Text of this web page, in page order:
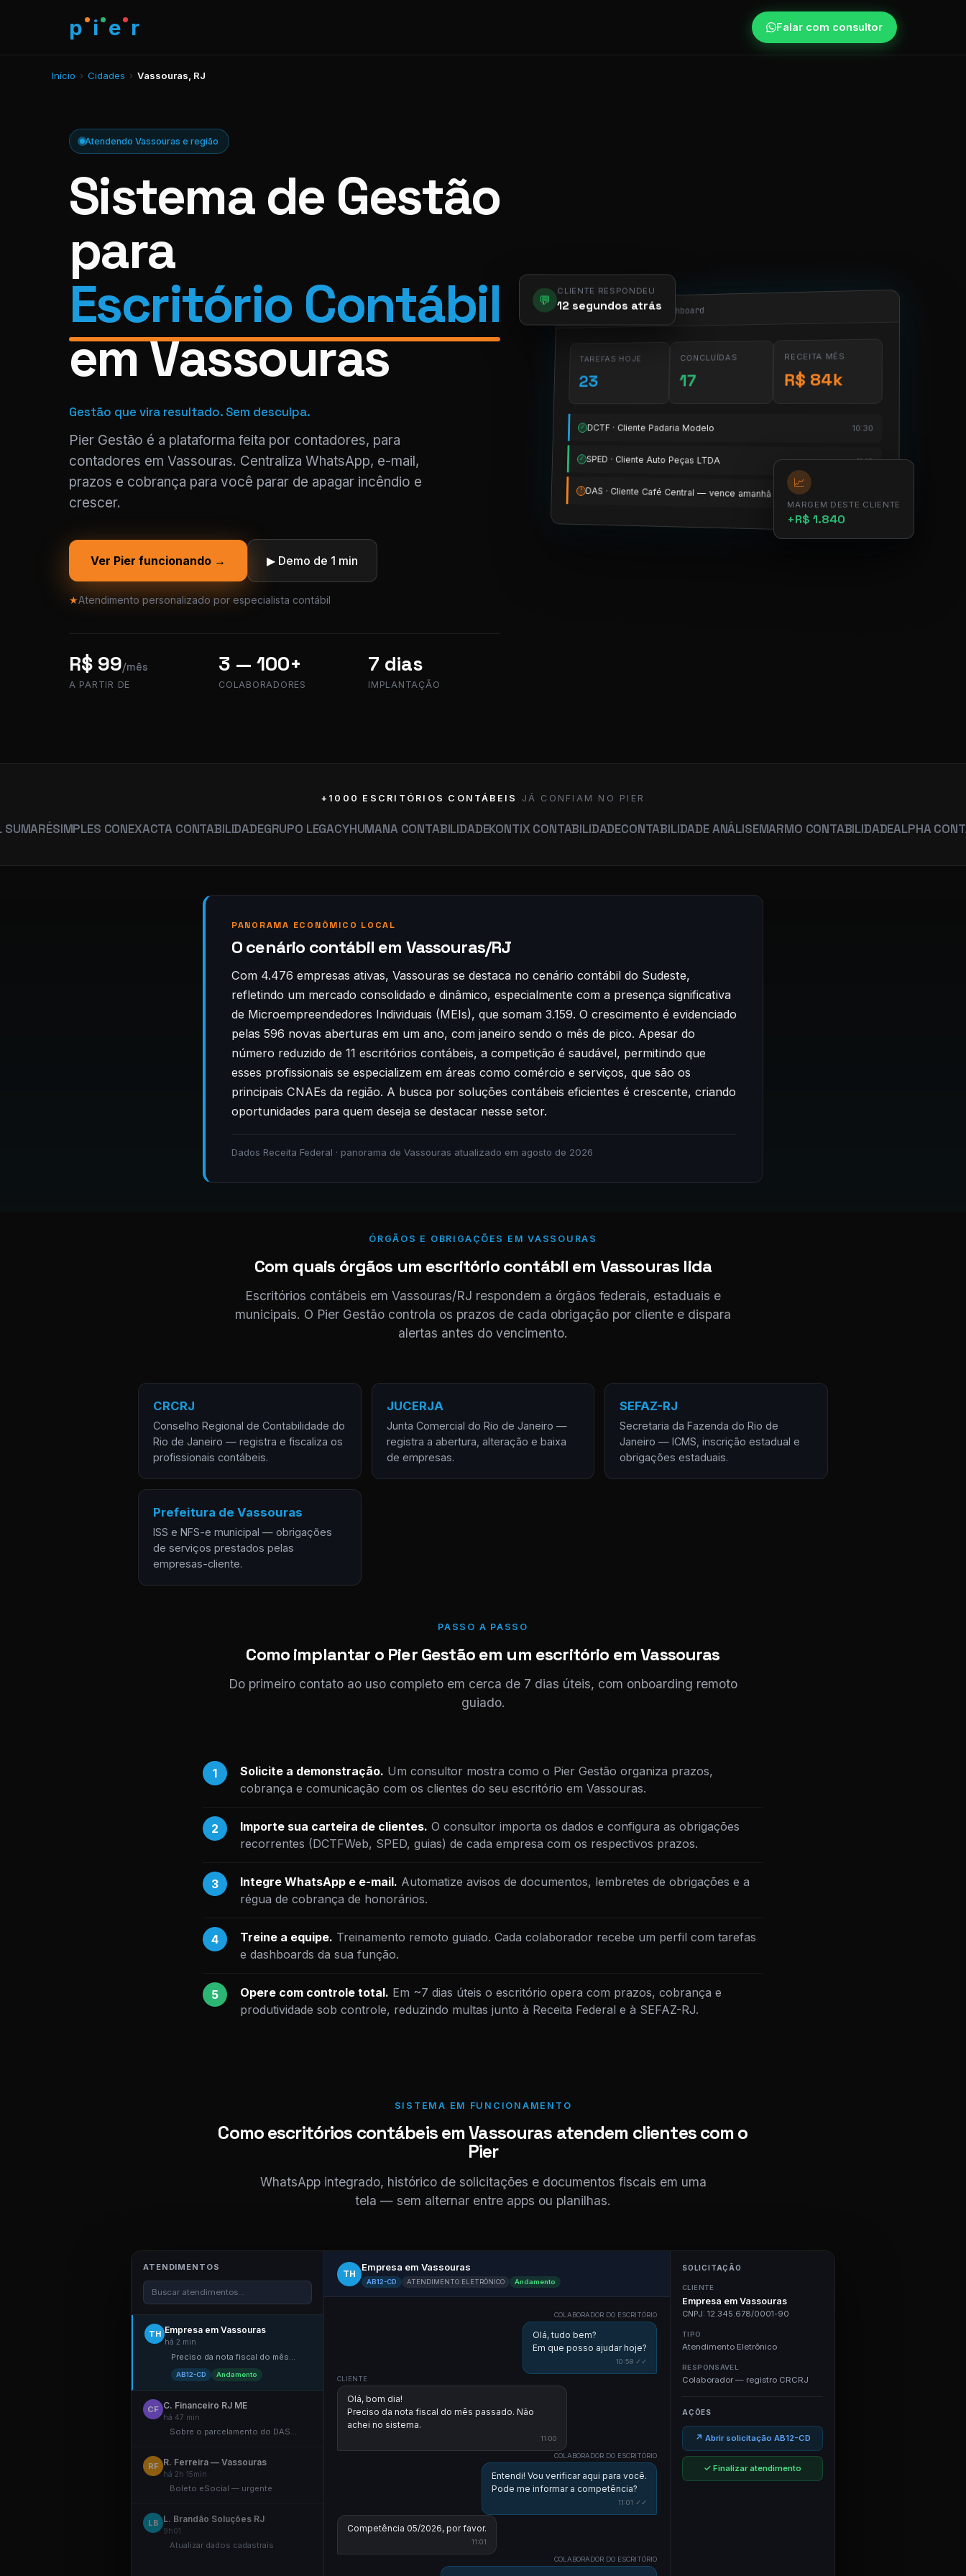
p i e r Falar com consultor
Início › Cidades › Vassouras, RJ
Atendendo Vassouras e região
Sistema de Gestão
para
Escritório Contábil
em Vassouras
Gestão que vira resultado. Sem desculpa.
Pier Gestão é a plataforma feita por contadores, para
contadores em Vassouras. Centraliza WhatsApp, e-mail,
prazos e cobrança para você parar de apagar incêndio e
crescer.
Ver Pier funcionando → ▶ Demo de 1 min
★Atendimento personalizado por especialista contábil
R$ 99/mês
A PARTIR DE
3 — 100+
COLABORADORES
7 dias
IMPLANTAÇÃO
💬
CLIENTE RESPONDEU
12 segundos atrás
app.pier.mobi/dashboard
TAREFAS HOJE
23
CONCLUÍDAS
17
RECEITA MÊS
R$ 84k
✓ DCTF · Cliente Padaria Modelo 10:30
✓ SPED · Cliente Auto Peças LTDA 11:15
! DAS · Cliente Café Central — vence amanhã
📈
MARGEM DESTE CLIENTE
+R$ 1.840
+1000 ESCRITÓRIOS CONTÁBEIS JÁ CONFIAM NO PIER
SIMPLES CONEXACTA CONTABILIDADEGRUPO LEGACYHUMANA CONTABILIDADEKONTIX CONTABILIDADECONTABILIDADE ANÁLISEMARMO CONTABILIDADEALPHA
PANORAMA ECONÔMICO LOCAL
O cenário contábil em Vassouras/RJ
Com 4.476 empresas ativas, Vassouras se destaca no cenário contábil do Sudeste,
refletindo um mercado consolidado e dinâmico, especialmente com a presença significativa
de Microempreendedores Individuais (MEIs), que somam 3.159. O crescimento é evidenciado
pelas 596 novas aberturas em um ano, com janeiro sendo o mês de pico. Apesar do
número reduzido de 11 escritórios contábeis, a competição é saudável, permitindo que
esses profissionais se especializem em áreas como comércio e serviços, que são os
principais CNAEs da região. A busca por soluções contábeis eficientes é crescente, criando
oportunidades para quem deseja se destacar nesse setor.
Dados Receita Federal · panorama de Vassouras atualizado em agosto de 2026
ÓRGÃOS E OBRIGAÇÕES EM VASSOURAS
Com quais órgãos um escritório contábil em Vassouras lida
Escritórios contábeis em Vassouras/RJ respondem a órgãos federais, estaduais e
municipais. O Pier Gestão controla os prazos de cada obrigação por cliente e dispara
alertas antes do vencimento.
CRCRJ
Conselho Regional de Contabilidade do
Rio de Janeiro — registra e fiscaliza os
profissionais contábeis.
JUCERJA
Junta Comercial do Rio de Janeiro —
registra a abertura, alteração e baixa
de empresas.
SEFAZ-RJ
Secretaria da Fazenda do Rio de
Janeiro — ICMS, inscrição estadual e
obrigações estaduais.
Prefeitura de Vassouras
ISS e NFS-e municipal — obrigações
de serviços prestados pelas
empresas-cliente.
PASSO A PASSO
Como implantar o Pier Gestão em um escritório em Vassouras
Do primeiro contato ao uso completo em cerca de 7 dias úteis, com onboarding remoto
guiado.
1 Solicite a demonstração. Um consultor mostra como o Pier Gestão organiza prazos,
cobrança e comunicação com os clientes do seu escritório em Vassouras.
2 Importe sua carteira de clientes. O consultor importa os dados e configura as obrigações
recorrentes (DCTFWeb, SPED, guias) de cada empresa com os respectivos prazos.
3 Integre WhatsApp e e-mail. Automatize avisos de documentos, lembretes de obrigações e a
régua de cobrança de honorários.
4 Treine a equipe. Treinamento remoto guiado. Cada colaborador recebe um perfil com tarefas
e dashboards da sua função.
5 Opere com controle total. Em ~7 dias úteis o escritório opera com prazos, cobrança e
produtividade sob controle, reduzindo multas junto à Receita Federal e à SEFAZ-RJ.
SISTEMA EM FUNCIONAMENTO
Como escritórios contábeis em Vassouras atendem clientes com o
Pier
WhatsApp integrado, histórico de solicitações e documentos fiscais em uma
tela — sem alternar entre apps ou planilhas.
ATENDIMENTOS
Buscar atendimentos...
TH Empresa em Vassouras
há 2 min
Preciso da nota fiscal do mês...
AB12-CD Andamento
CF C. Financeiro RJ ME
há 47 min
Sobre o parcelamento do DAS...
RF R. Ferreira — Vassouras
há 2h 15min
Boleto eSocial — urgente
LB L. Brandão Soluções RJ
9h01
Atualizar dados cadastrais
TH
Empresa em Vassouras
AB12-CD ATENDIMENTO ELETRÔNICO Andamento
COLABORADOR DO ESCRITÓRIO
Olá, tudo bem?
Em que posso ajudar hoje?
10:58 ✓✓
CLIENTE
Olá, bom dia!
Preciso da nota fiscal do mês passado. Não
achei no sistema.
11:00
COLABORADOR DO ESCRITÓRIO
Entendi! Vou verificar aqui para você.
Pode me informar a competência?
11:01 ✓✓
Competência 05/2026, por favor.
11:01
COLABORADOR DO ESCRITÓRIO
SOLICITAÇÃO
CLIENTE
Empresa em Vassouras
CNPJ: 12.345.678/0001-90
TIPO
Atendimento Eletrônico
RESPONSÁVEL
Colaborador — registro CRCRJ
AÇÕES
↗ Abrir solicitação AB12-CD
✓ Finalizar atendimento